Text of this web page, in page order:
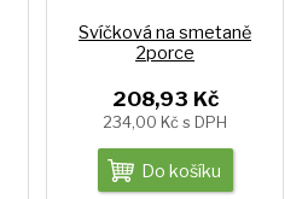
Svíčková na smetaně
2porce
208,93 Kč
234,00 Kč s DPH
Do košíku